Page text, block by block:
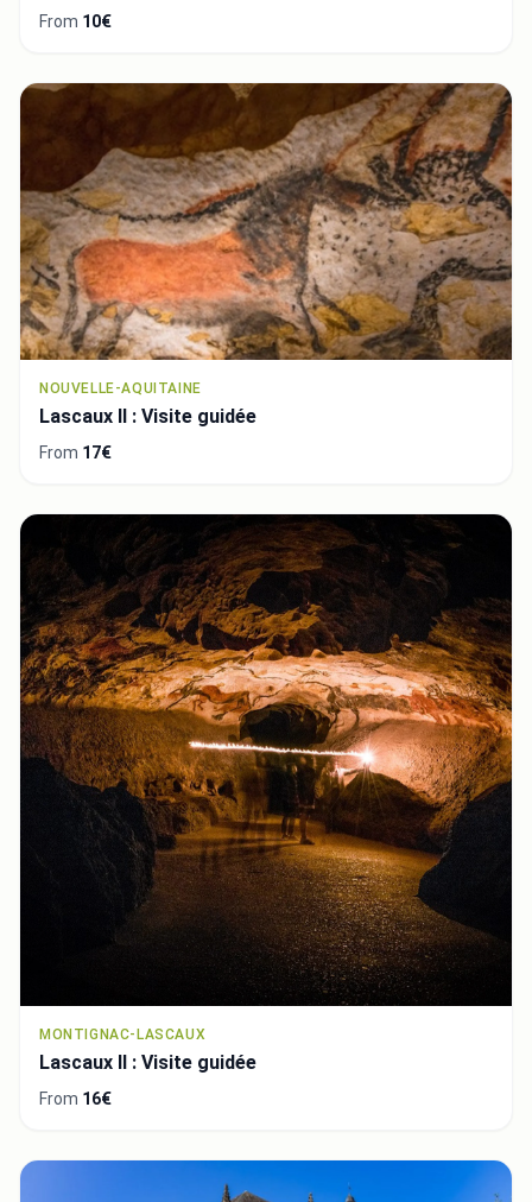
From 10€
NOUVELLE-AQUITAINE
Lascaux II : Visite guidée
From 17€
MONTIGNAC-LASCAUX
Lascaux II : Visite guidée
From 16€